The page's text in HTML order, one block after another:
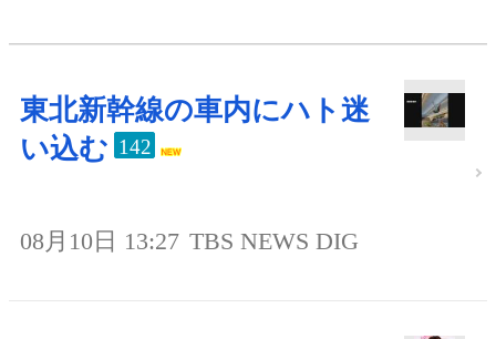
東北新幹線の車内にハト迷
い込む 142
08月10日 13:27 TBS NEWS DIG